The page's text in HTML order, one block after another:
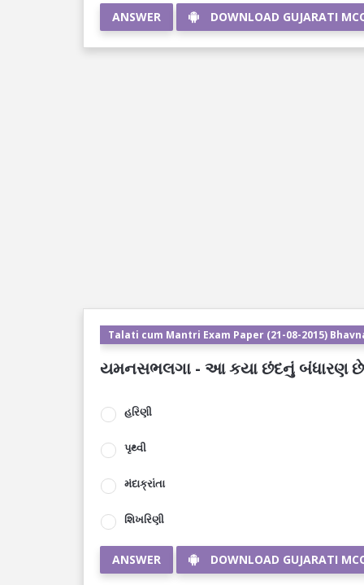
ANSWER DOWNLOAD GUJARATI
Talati cum Mantri Exam Paper (21-08-2015)
યમનસભલગા - આ કયા છંદનું બંધારણ છે
હરિણી
પૃથ્વી
મંદાક્રાંતા
શિખરિણી
ANSWER DOWNLOAD GUJARATI